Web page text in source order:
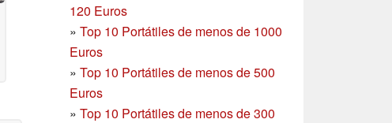
120 Euros
» Top 10 Portátiles de menos de 1000
Euros
» Top 10 Portátiles de menos de 500
Euros
» Top 10 Portátiles de menos de 300